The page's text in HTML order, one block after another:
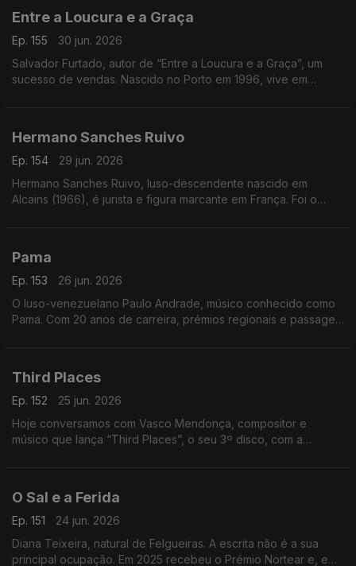
Entre a Loucura e a Graça
Ep. 155
30 jun. 2026
Salvador Furtado, autor de “Entre a Loucura e a Graça”, um
sucesso de vendas. Nascido no Porto em 1996, vive em
Hermano Sanches Ruivo
Ep. 154
29 jun. 2026
Hermano Sanches Ruivo, luso-descendente nascido em
Alcains (1966), é jurista e figura marcante em França. Foi o
Pama
Ep. 153
26 jun. 2026
O luso-venezuelano Paulo Andrade, músico conhecido como
Pama. Com 20 anos de carreira, prémios regionais e passagem
Third Places
Ep. 152
25 jun. 2026
Hoje conversamos com Vasco Mendonça, compositor e
músico que lança “Third Places”, o seu 3º disco, com a
O Sal e a Ferida
Ep. 151
24 jun. 2026
Diana Teixeira, natural de Felgueiras. A escrita não é a sua
principal ocupação. Em 2025 recebeu o Prémio Nortear e, em